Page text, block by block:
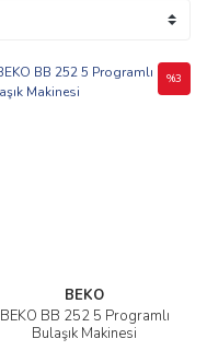
BEKO
BEKO BB 252 5 Programlı
Bulaşık Makinesi
%3